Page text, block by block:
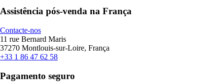
Assistência pós-venda na França
Contacte-nos
11 rue Bernard Maris
37270 Montlouis-sur-Loire, França
+33 1 86 47 62 58
Pagamento seguro